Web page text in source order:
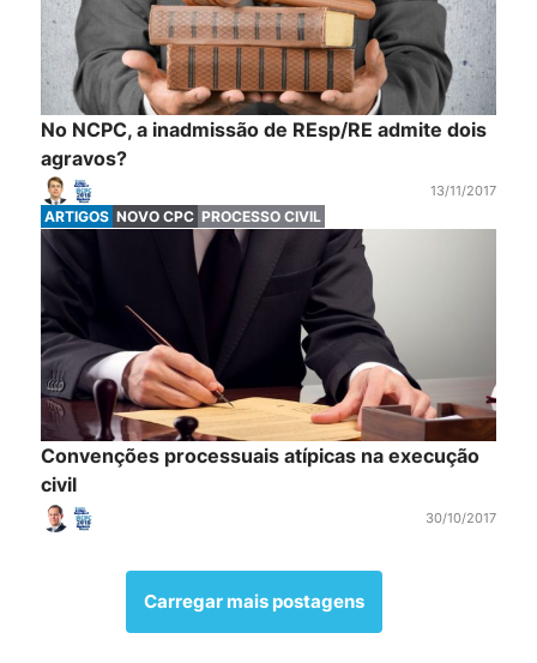
No NCPC, a inadmissão de REsp/RE admite dois
agravos?
13/11/2017
ARTIGOS NOVO CPC PROCESSO CIVIL
Convenções processuais atípicas na execução
civil
30/10/2017
Carregar mais postagens